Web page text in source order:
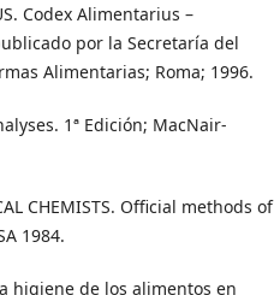
Codex Alimentarius –
por la Secretaría del
Alimentarias; Roma; 1996.
1ª Edición; MacNair-
CHEMISTS. Official methods of
1984.
higiene de los alimentos en